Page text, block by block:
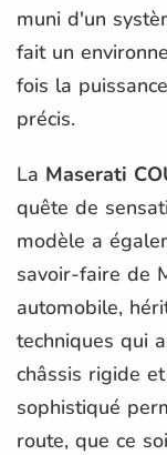
muni d'un
fait un
fois la
précis.
La Maserati
quête de
modèle a
savoir-faire de
automobile,
techniques qui
châssis rigide
sophistiqué
route, que ce